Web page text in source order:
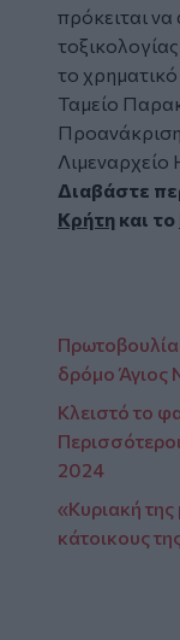
πρόκειται
το
Ταμείο
Προανάκριση
Λιμεναρχείο
Διαβάστε
Κρήτη και το
Πρωτοβουλία
δρόμο Άγιος
Κλειστό το
2024
«Κυριακή
κάτοικους